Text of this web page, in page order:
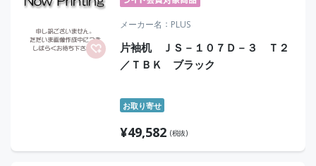
メーカー名 PLUS
片袖机 ＪＳ－１０７Ｄ－３ Ｔ２
／ＴＢＫ ブラック
お取り寄せ
¥49,582 (税抜)